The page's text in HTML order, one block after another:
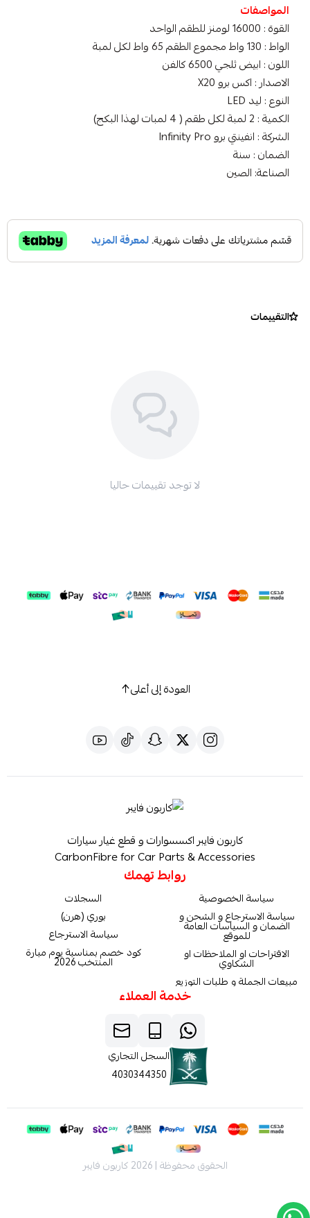
المواصفات
القوة : 16000 لومنز للطقم الواحد
الواط : 130 واط مجموع الطقم 65 واط لكل لمبة
اللون : ابيض ثلجي 6500 كالفن
الاصدار : اكس برو X20
النوع : ليد LED
الكمية : 2 لمبة لكل طقم ( 4 لمبات لهذا البكج)
الشركة : انفينتي برو Infinity Pro
الضمان : سنة
الصناعة: الصين
التقييمات
لا توجد تقييمات حاليا
العودة إلى أعلى
كاربون فايبر اكسسوارات و قطع غيار سيارات
CarbonFibre for Car Parts & Accessories
روابط تهمك
سياسة الخصوصية
سياسة الاسترجاع و الشحن و
الضمان و السياسات العامة
للموقع
الاقتراحات او الملاحظات او
الشكاوي
مبيعات الجملة و طلبات التوزيع
السجلات
بوري (هرن)
سياسة الاسترجاع
كود خصم بمناسبة يوم مبارة
المنتخب 2026
خدمة العملاء
السجل التجاري
4030344350
الحقوق محفوظة | 2026 كاربون فايبر